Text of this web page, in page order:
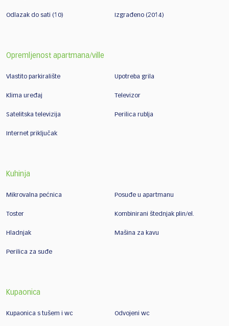
Odlazak do sati (10) Izgrađeno (2014)
Opremljenost apartmana/ville
Vlastito parkiralište Upotreba grila
Klima uređaj Televizor
Satelitska televizija Perilica rublja
Internet priključak
Kuhinja
Mikrovalna pećnica Posuđe u apartmanu
Toster Kombinirani štednjak plin/el.
Hladnjak Mašina za kavu
Perilica za suđe
Kupaonica
Kupaonica s tušem i wc Odvojeni wc